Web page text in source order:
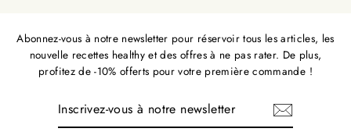
Abonnez-vous à notre newsletter pour réservoir tous les articles, les
nouvelle recettes healthy et des offres à ne pas rater. De plus,
profitez de -10% offerts pour votre première commande !